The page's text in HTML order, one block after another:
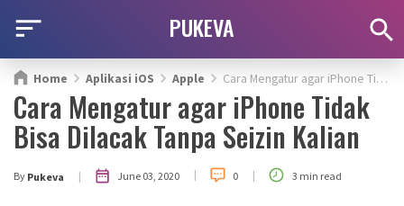
PUKEVA
Home Aplikasi iOS Apple Cara Mengatur agar iPhone Tidak Bisa Dilacak Tanpa Seizin Kalian
Cara Mengatur agar iPhone Tidak
Bisa Dilacak Tanpa Seizin Kalian
By Pukeva | June 03, 2020 | 0 | 3 min read